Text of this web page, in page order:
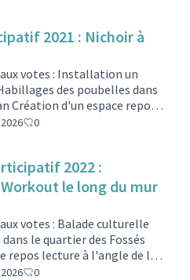
externe)
à cette incroyable
👨‍🌾💚🌍.Article du
2021 : Nichoir à
votes : Installation un
des poubelles dans
Création d'un espace repos
Progrès et du boulevard
n°16 "Installer un nichoir
plébiscité par les
des falaises qui avait
0
2022 :
le long du mur
votes : Balade culturelle
le quartier des Fossés
repos lecture à l'angle de la
Marceau Terrain de
0